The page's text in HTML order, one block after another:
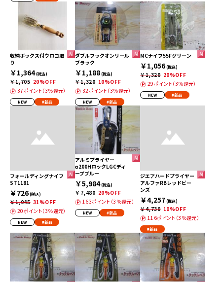
収納ボックス付ウロコ取
り
￥1,364(税込)
￥1,705 20%OFF
37ポイント（3％還元）
NEW #新品
ダブルフックオンリール
ブラック
￥1,188(税込)
￥1,320 10%OFF
32ポイント（3％還元）
NEW #新品
MCナイフ55Fグリーン
￥1,056(税込)
￥1,320 20%OFF
29ポイント（3％還元）
NEW #新品
フォールディングナイフ
ST1181
￥726(税込)
￥1,045 31%OFF
20ポイント（3％還元）
NEW #新品
アルミプライヤー
α200HロックLGCディ
ープブルー
￥5,984(税込)
￥7,480 20%OFF
163ポイント（3％還元）
NEW #新品
ジエアハードプライヤー
アルファRBレッドビー
ンズ
￥4,257(税込)
￥4,730 10%OFF
116ポイント（3％還元）
#新品